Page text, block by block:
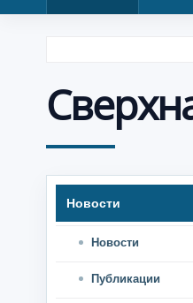
Новости
Новости
Публикации